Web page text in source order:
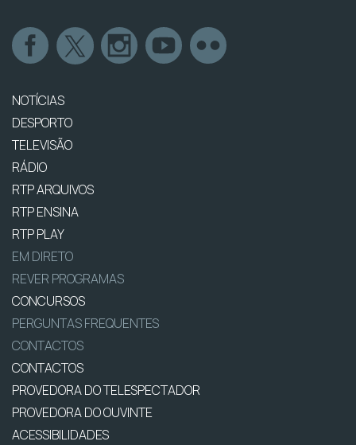
NOTÍCIAS
DESPORTO
TELEVISÃO
RÁDIO
RTP ARQUIVOS
RTP ENSINA
RTP PLAY
EM DIRETO
REVER PROGRAMAS
CONCURSOS
PERGUNTAS FREQUENTES
CONTACTOS
CONTACTOS
PROVEDORA DO TELESPECTADOR
PROVEDORA DO OUVINTE
ACESSIBILIDADES